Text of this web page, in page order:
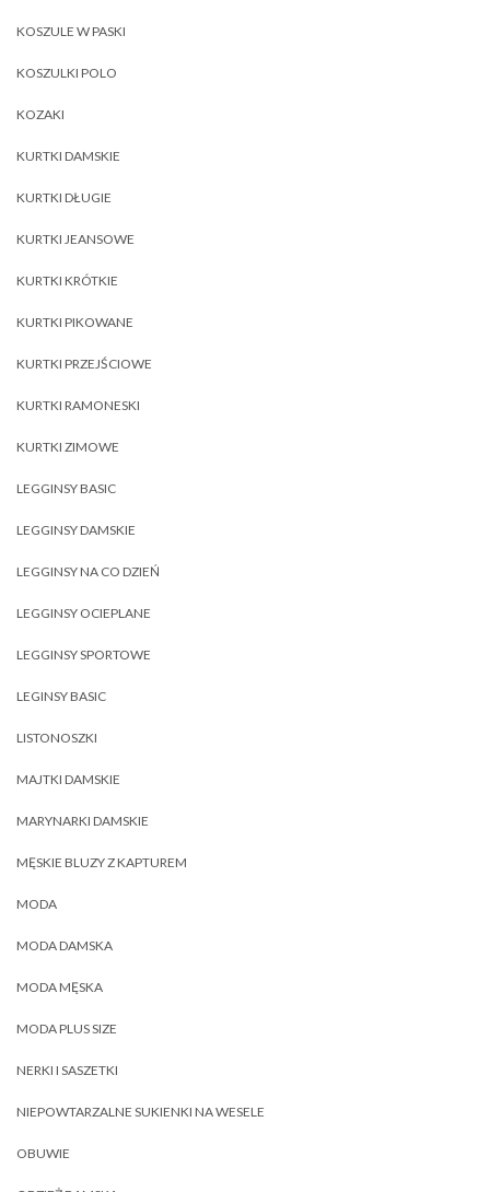
KOSZULE W PASKI
KOSZULKI POLO
KOZAKI
KURTKI DAMSKIE
KURTKI DŁUGIE
KURTKI JEANSOWE
KURTKI KRÓTKIE
KURTKI PIKOWANE
KURTKI PRZEJŚCIOWE
KURTKI RAMONESKI
KURTKI ZIMOWE
LEGGINSY BASIC
LEGGINSY DAMSKIE
LEGGINSY NA CO DZIEŃ
LEGGINSY OCIEPLANE
LEGGINSY SPORTOWE
LEGINSY BASIC
LISTONOSZKI
MAJTKI DAMSKIE
MARYNARKI DAMSKIE
MĘSKIE BLUZY Z KAPTUREM
MODA
MODA DAMSKA
MODA MĘSKA
MODA PLUS SIZE
NERKI I SASZETKI
NIEPOWTARZALNE SUKIENKI NA WESELE
OBUWIE